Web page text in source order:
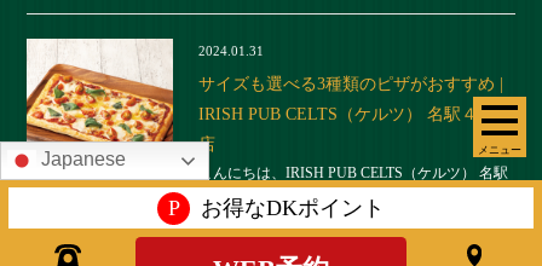
メニュー
2024.01.31
サイズも選べる3種類のピザがおすすめ |
IRISH PUB CELTS（ケルツ） 名駅４丁目
店
こんにちは、IRISH PUB CELTS（ケルツ） 名駅
４丁目店PR担当です。 …
Japanese
P お得なDKポイント